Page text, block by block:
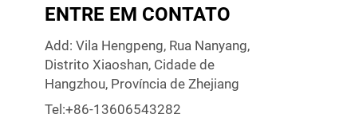
ENTRE EM CONTATO
Add: Vila Hengpeng, Rua Nanyang,
Distrito Xiaoshan, Cidade de
Hangzhou, Província de Zhejiang
Tel:+86-13606543282